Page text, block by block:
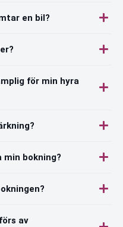
en bil?
för min hyra
min bokning?
av